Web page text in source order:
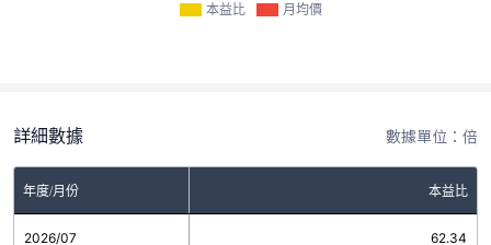
本益比 月均價
詳細數據 數據單位：倍
年度/月份 本益比
2026/07 62.34